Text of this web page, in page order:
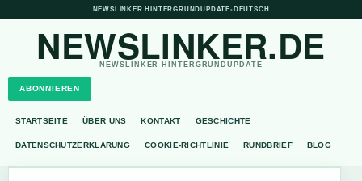
NEWSLINKER HINTERGRUNDUPDATE• DEUTSCH
NEWSLINKER.DE
NEWSLINKER HINTERGRUNDUPDATE
ABONNIEREN
STARTSEITE ÜBER UNS KONTAKT GESCHICHTE
DATENSCHUTZERKLÄRUNG COOKIE-RICHTLINIE RUNDBRIEF BLOG